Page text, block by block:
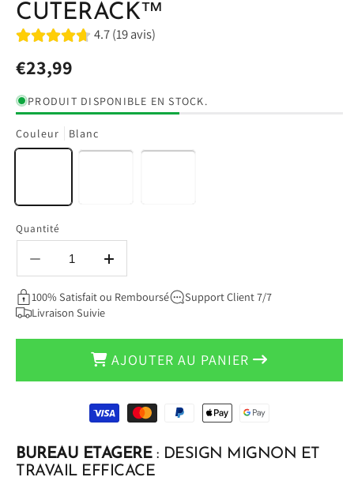
CUTERACK™
4.7 (19 avis)
Prix
habituel
€23,99
PRODUIT DISPONIBLE EN STOCK.
Couleur Blanc
Quantité
Réduire
la
quantité
de
Augmenter
la
quantité
-
100% Satisfait ou Remboursé
Support Client 7/7
Livraison Suivie
AJOUTER AU PANIER
BUREAU ETAGERE : DESIGN MIGNON ET
TRAVAIL EFFICACE